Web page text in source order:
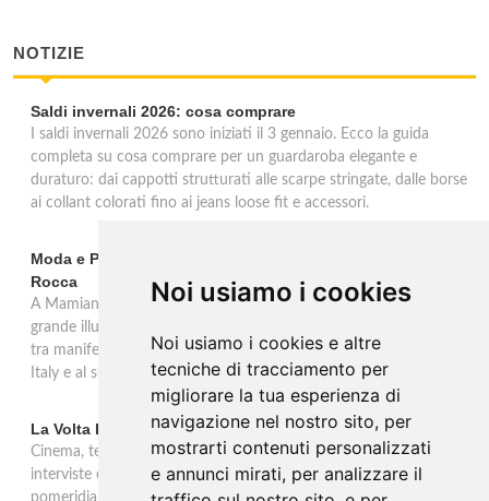
Noi usiamo i cookies
Noi usiamo i cookies e altre
tecniche di tracciamento per
migliorare la tua esperienza di
navigazione nel nostro sito, per
mostrarti contenuti personalizzati
e annunci mirati, per analizzare il
NOTIZIE
Saldi invernali 2026: cosa comprare
I saldi invernali 2026 sono iniziati il 3 gennaio. Ecco la guida
completa su cosa comprare per un guardaroba elegante e
duraturo: dai cappotti strutturati alle scarpe stringate, dalle borse
ai collant colorati fino ai jeans loose fit e accessori.
Moda e Pubblicità 1950-2000 alla Fondazione Magnani-
Rocca
A Mamiano di Traversetolo la mostra ripercorre l'eredità della
grande illustrazione di moda e della pubblicità in Italia 1950-2000,
tra manifesti, schizzi e icone che hanno dato forma al Made in
Italy e al suo immaginario visivo.
La Volta Buona: Caterina Balivo
Cinema, teatro, televisione e temi sociali: una settimana ricca di
interviste esclusive e momenti di intrattenimento nel programma
pomeridiano di Rai 1, in onda dalle 14:00 alle 16:00.